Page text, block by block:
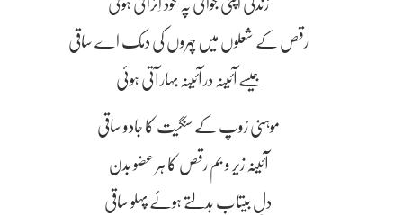
زندگی اپنی جوانی پہ خود اِتراتی ہوئی
رقص کے شعلوں میں چہروں کی دمک اے ساقی
جیسے آئینہ در آئینہ بہار آتی ہوئی
موہنی رُوپ کے سنگیت کا جادو ساقی
آئینہ زیر و بم رقص کا ہر عضو بدن
دلِ بیتاب بدلتے ہوئے پہلو ساقی